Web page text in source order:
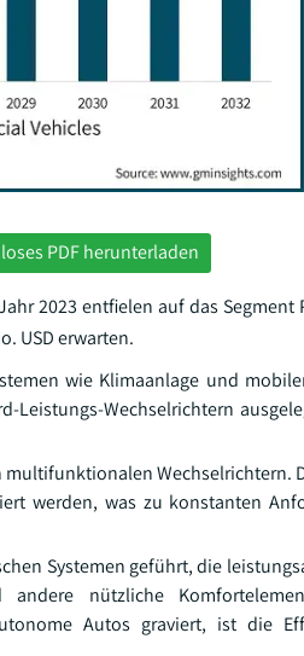
PDF herunterladen
2023 entfielen auf das Segment
USD erwarten.
wie Klimaanlage und
Leistungs-Wechselrichtern
Wechselrichtern.
werden, was zu konstanten
Systemen geführt, die
andere nützliche
Autos graviert, ist die